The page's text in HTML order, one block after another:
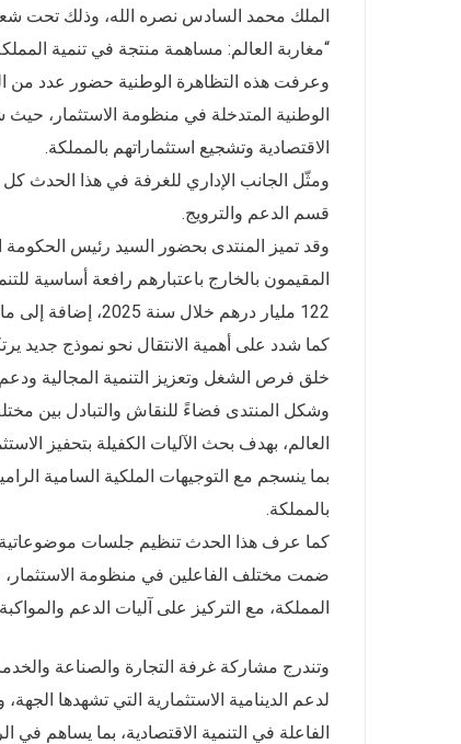
الملك محمد السادس نصره الله، وذلك تحت
“مغاربة العالم: مساهمة منتجة في تنمية
وعرفت هذه التظاهرة الوطنية حضور عدد من
الوطنية المتدخلة في منظومة الاستثمار،
الاقتصادية وتشجيع استثماراتهم بالمملكة.
ومثّل الجانب الإداري للغرفة في هذا الحدث كل
قسم الدعم والترويج.
وقد تميز المنتدى بحضور السيد رئيس الحكومة
المقيمون بالخارج باعتبارهم رافعة أساسية
122 مليار درهم خلال سنة 2025، إضافة إلى ما يتوفرون عليه من كفاءات وخبرات وشبكات علاقات دولية مهمة.
كما شدد على أهمية الانتقال نحو نموذج جديد
خلق فرص الشغل وتعزيز التنمية المجالية ودعم
وشكل المنتدى فضاءً للنقاش والتبادل بين
العالم، بهدف بحث الآليات الكفيلة بتحفيز
بما ينسجم مع التوجيهات الملكية السامية
بالمملكة.
كما عرف هذا الحدث تنظيم جلسات موضوعاتية
ضمت مختلف الفاعلين في منظومة
المملكة، مع التركيز على آليات الدعم
وتندرج مشاركة غرفة التجارة والصناعة
لدعم الدينامية الاستثمارية التي تشهدها
الفاعلة في التنمية الاقتصادية، بما يساهم